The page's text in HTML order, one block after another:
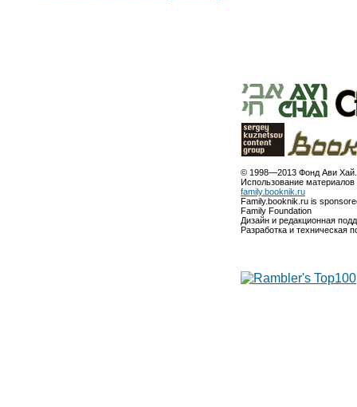
© 1998—2013 Фонд Ави
Использование
family.booknik.ru
Family.booknik.ru is
Family Foundation
Дизайн и редакционная
Разработка и техническая